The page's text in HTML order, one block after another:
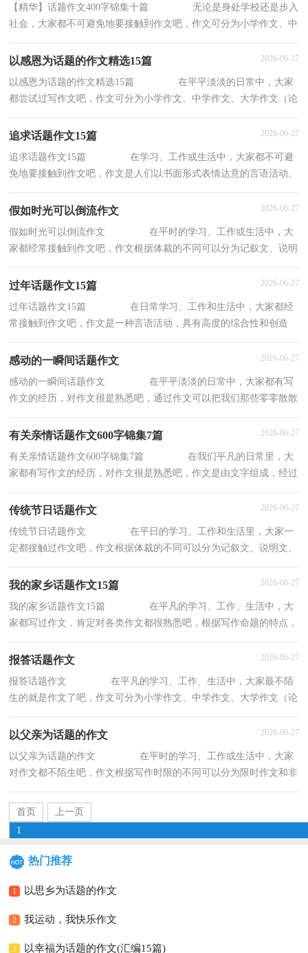
【精华】话题作文400字锦集十篇 无论是身处学校还是步入
社会，大家都不可避免地要接触到作文吧，作文可分为小学作文、中
以感恩为话题的作文精选15篇 2026-06-27
以感恩为话题的作文精选15篇 在平平淡淡的日常中，大家
都尝试过写作文吧，作文可分为小学作文、中学作文、大学作文（论
追求话题作文15篇 2026-06-27
追求话题作文15篇 在学习、工作或生活中，大家都不可避
免地要接触到作文吧，作文是人们以书面形式表情达意的言语活动。
假如时光可以倒流作文 2026-06-27
假如时光可以倒流作文 在平时的学习、工作或生活中，大
家都经常接触到作文吧，作文根据体裁的不同可以分为记叙文、说明
过年话题作文15篇 2026-06-27
过年话题作文15篇 在日常学习、工作和生活中，大家都经
常接触到作文吧，作文是一种言语活动，具有高度的综合性和创造
感动的一瞬间话题作文 2026-06-27
感动的一瞬间话题作文 在平平淡淡的日常中，大家都有写
作文的经历，对作文很是熟悉吧，通过作文可以把我们那些零零散散
有关亲情话题作文600字锦集7篇 2026-06-27
有关亲情话题作文600字锦集7篇 在我们平凡的日常里，大
家都有写作文的经历，对作文很是熟悉吧，作文是由文字组成，经过
传统节日话题作文 2026-06-27
传统节日话题作文 在平日的学习、工作和生活里，大家一
定都接触过作文吧，作文根据体裁的不同可以分为记叙文、说明文、
我的家乡话题作文15篇 2026-06-27
我的家乡话题作文15篇 在平凡的学习、工作、生活中，大
家都写过作文，肯定对各类作文都很熟悉吧，根据写作命题的特点，
报答话题作文 2026-06-27
报答话题作文 在平凡的学习、工作、生活中，大家最不陌
生的就是作文了吧，作文可分为小学作文、中学作文、大学作文（论
以父亲为话题的作文 2026-06-27
以父亲为话题的作文 在平时的学习、工作或生活中，大家
对作文都不陌生吧，作文根据写作时限的不同可以分为限时作文和非
首页
上一页
1
2 3 4
热门推荐
1 以思乡为话题的作文
2 我运动，我快乐作文
3 以幸福为话题的作文(汇编15篇)